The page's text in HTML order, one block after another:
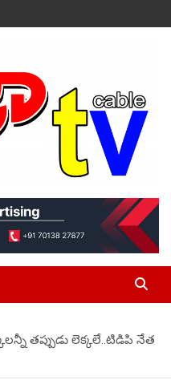
తప్పుడు లెక్కలే..టిడిపి నేత